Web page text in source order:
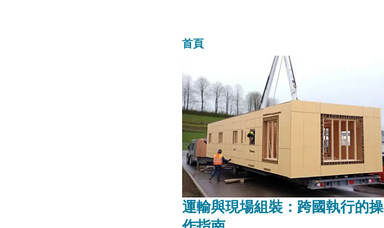
首頁
運輸與現場組裝：跨國執行的操